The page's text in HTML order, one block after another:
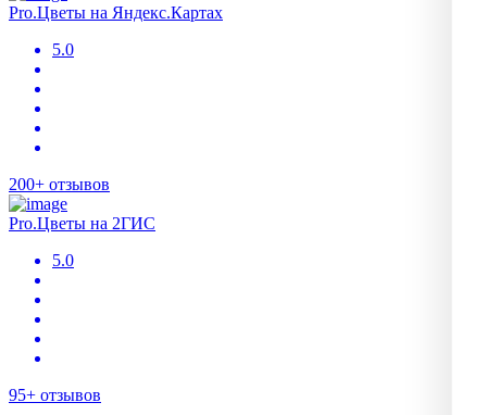
Pro.Цветы на Яндекс.Картах
5.0
200+ отзывов
Pro.Цветы на 2ГИС
5.0
95+ отзывов